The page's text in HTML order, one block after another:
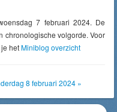
7 februari 2024. De
chronologische volgorde. Voor
hetMiniblog overzicht
8 februari 2024 »